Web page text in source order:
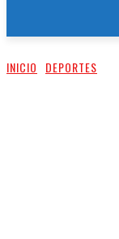
INICIO DEPORTES